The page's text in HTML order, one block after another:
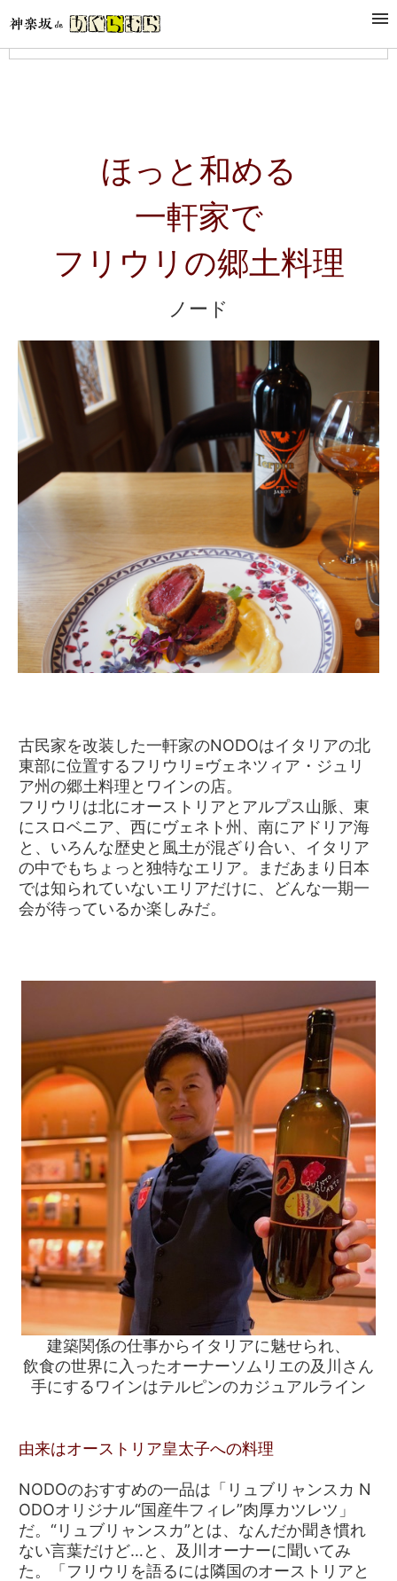
ほっと和める
一軒家で
フリウリの郷土料理
ノード
古民家を改装した一軒家のNODOはイタリアの北
東部に位置するフリウリ=ヴェネツィア・ジュリ
ア州の郷土料理とワインの店。
フリウリは北にオーストリアとアルプス山脈、東
にスロベニア、西にヴェネト州、南にアドリア海
と、いろんな歴史と風土が混ざり合い、イタリア
の中でもちょっと独特なエリア。まだあまり日本
では知られていないエリアだけに、どんな一期一
会が待っているか楽しみだ。
建築関係の仕事からイタリアに魅せられ、
飲食の世界に入ったオーナーソムリエの及川さん
手にするワインはテルピンのカジュアルライン
由来はオーストリア皇太子への料理
NODOのおすすめの一品は「リュブリャンスカ N
ODOオリジナル“国産牛フィレ”肉厚カツレツ」
だ。“リュブリャンスカ”とは、なんだか聞き慣れ
ない言葉だけど…と、及川オーナーに聞いてみ
た。「フリウリを語るには隣国のオーストリアと